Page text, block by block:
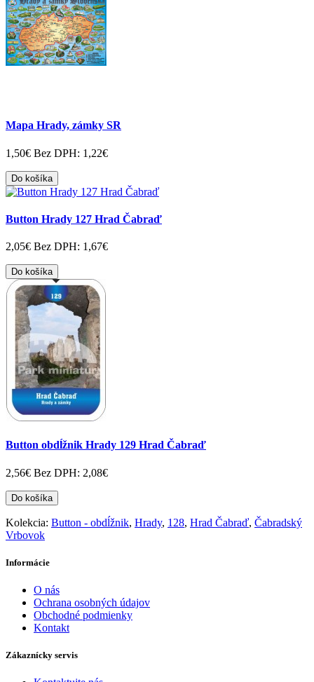
Mapa Hrady, zámky SR
1,50€ Bez DPH: 1,22€
Do košíka
Button Hrady 127 Hrad Čabraď
2,05€ Bez DPH: 1,67€
Do košíka
Button obdĺžnik Hrady 129 Hrad Čabraď
2,56€ Bez DPH: 2,08€
Do košíka
Kolekcia: Button - obdĺžnik, Hrady, 128, Hrad Čabraď, Čabradský
Vrbovok
Informácie
O nás
Ochrana osobných údajov
Obchodné podmienky
Kontakt
Zákaznícky servis